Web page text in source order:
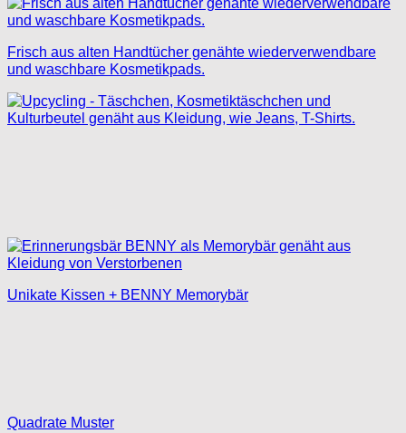
Frisch aus alten Handtücher genähte wiederverwendbare
und waschbare Kosmetikpads.
Unikate Kissen + BENNY Memorybär
Quadrate Muster